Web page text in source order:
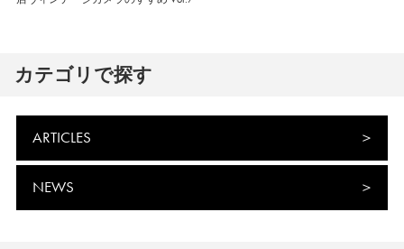
カテゴリで探す
ARTICLES
NEWS